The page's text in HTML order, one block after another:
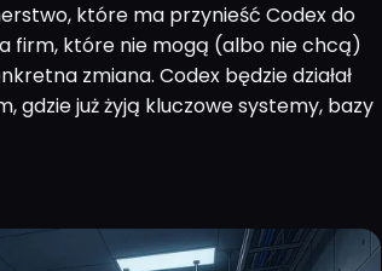
które ma przynieść Codex do
firm, które nie mogą (albo nie chcą)
zmiana. Codex będzie działał
już żyją kluczowe systemy, bazy